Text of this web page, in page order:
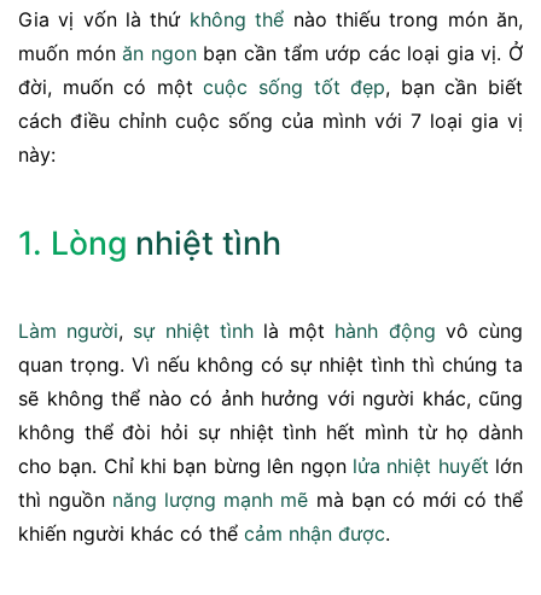
Gia vị vốn là thứ không thể nào thiếu trong món ăn,
muốn mónăn ngonbạn cần tẩm ướp các loại gia vị. Ở
đời, muốn có mộtcuộc sống tốt đẹp, bạn cần biết
cách điều chỉnh cuộc sống của mình với 7 loại gia vị
này:
1. Lòng nhiệt tình
Làm người, sự nhiệt tìnhlà một hành động vô cùng
quan trọng. Vì nếu không có sự nhiệt tình thì chúng ta
sẽ không thể nào có ảnh hưởng với người khác, cũng
không thể đòi hỏi sự nhiệt tình hết mình từ họ dành
cho bạn. Chỉ khi bạn bừng lên ngọn lửa nhiệt huyết lớn
thì nguồn năng lượng mạnh mẽ mà bạn có mới có thể
khiến người khác có thể cảm nhận được.